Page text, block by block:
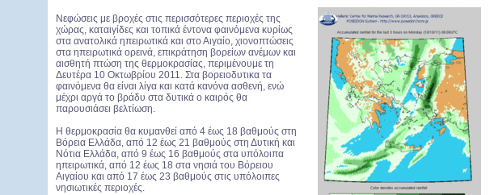
Νεφώσεις με βροχές στις περισσότερες περιοχές της
χώρας, καταιγίδες και τοπικά έντονα φαινόμενα κυρίως
στα ανατολικά ηπειρωτικά και στο Αιγαίο, χιονοπτώσεις
στα ηπειρωτικά ορεινά, επικράτηση βορείων ανέμων και
αισθητή πτώση της θερμοκρασίας, περιμένουμε τη
Δευτέρα 10 Οκτωβρίου 2011. Στα βορειοδυτικα τα
φαινόμενα θα είναι λίγα και κατά κανόνα ασθενή, ενώ
μέχρι αργά το βράδυ στα δυτικά ο καιρός θα
παρουσιάσει βελτίωση.
Η θερμοκρασία θα κυμανθεί από 4 έως 18 βαθμούς στη
Βόρεια Ελλάδα, από 12 έως 21 βαθμούς στη Δυτική και
Νότια Ελλάδα, από 9 έως 16 βαθμούς στα υπόλοιπα
ηπειρωτικά, από 12 έως 18 στα νησιά του Βόρειου
Αιγαίου και από 17 έως 23 βαθμούς στις υπόλοιπες
νησιωτικές περιοχές.